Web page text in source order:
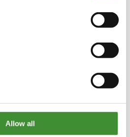
Allow all
Einblick in das
möchte.
Geschichte der Familie